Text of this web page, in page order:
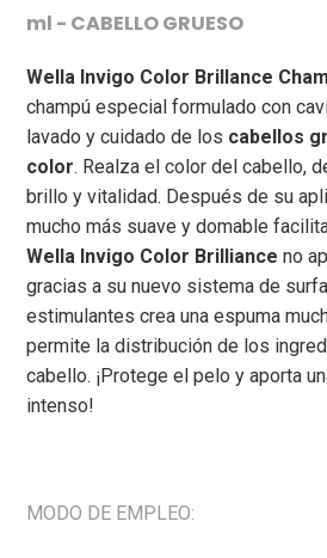
ml - CABELLO GRUESO
Wella Invigo Color Brillance
champú especial formulado con
lavado y cuidado de los cabellos
color. Realza el color del cabello,
brillo y vitalidad. Después de su
mucho más suave y domable
Wella Invigo Color Brilliance no
gracias a su nuevo sistema de
estimulantes crea una espuma
permite la distribución de los
cabello. ¡Protege el pelo y aporta
intenso!
MODO DE EMPLEO: